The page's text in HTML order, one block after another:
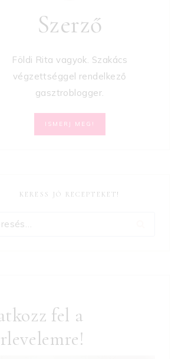
Szerző
Földi Rita vagyok. Szakács
végzettséggel rendelkező
gasztroblogger.
ISMERJ MEG!
KERESS JÓ RECEPTEKET!
fel a